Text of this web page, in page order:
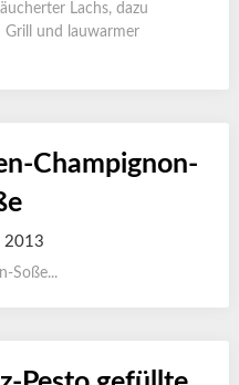
Lachs, dazu
Grill und lauwarmer
Champignon-
2013
Soße...